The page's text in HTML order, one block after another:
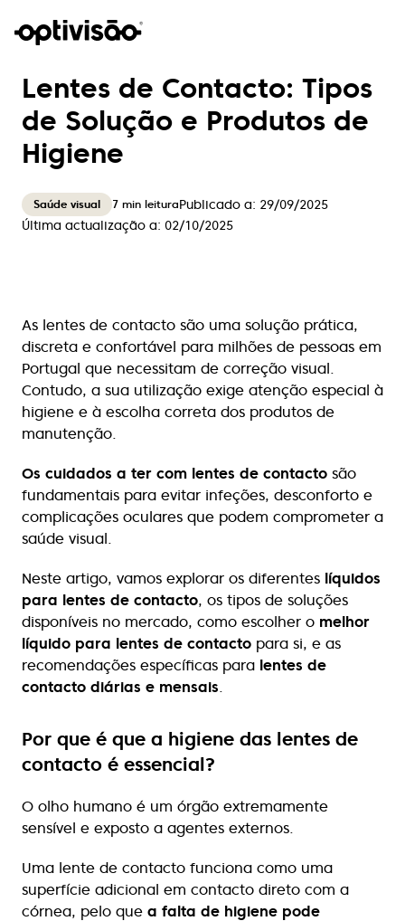
Lentes de Contacto: Tipos
de Solução e Produtos de
Higiene
Saúde visual 7 min leituraPublicado a: 29/09/2025
Última actualização a: 02/10/2025
As lentes de contacto são uma solução prática,
discreta e confortável para milhões de pessoas em
Portugal que necessitam de correção visual.
Contudo, a sua utilização exige atenção especial à
higiene e à escolha correta dos produtos de
manutenção.
Os cuidados a ter com lentes de contacto são
fundamentais para evitar infeções, desconforto e
complicações oculares que podem comprometer a
saúde visual.
Neste artigo, vamos explorar os diferentes líquidos
para lentes de contacto, os tipos de soluções
disponíveis no mercado, como escolher o melhor
líquido para lentes de contacto para si, e as
recomendações específicas para lentes de
contacto diárias e mensais.
Por que é que a higiene das lentes de
contacto é essencial?
O olho humano é um órgão extremamente
sensível e exposto a agentes externos.
Uma lente de contacto funciona como uma
superfície adicional em contacto direto com a
córnea, pelo que a falta de higiene pode